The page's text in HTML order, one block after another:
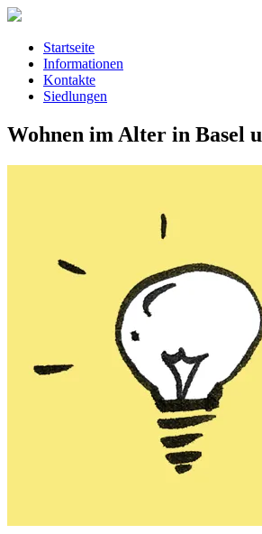
Startseite
Informationen
Kontakte
Siedlungen
Wohnen im Alter in Basel